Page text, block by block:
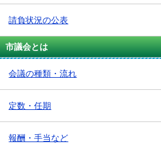
請負状況の公表
市議会とは
会議の種類・流れ
定数・任期
報酬・手当など